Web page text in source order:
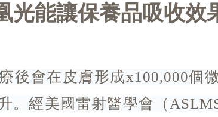
光能讓保養品吸收效
後會在皮膚形成x100,000個
。經美國雷射醫學會（